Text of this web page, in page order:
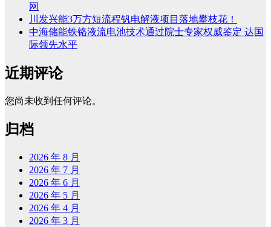
网
川发兴能3万方短流程钒电解液项目落地攀枝花！
中海储能铁铬液流电池技术通过院士专家权威鉴定 达国
际领先水平
近期评论
您尚未收到任何评论。
归档
2026 年 8 月
2026 年 7 月
2026 年 6 月
2026 年 5 月
2026 年 4 月
2026 年 3 月